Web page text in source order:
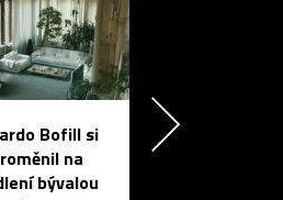
Bofill si
na
bývalou